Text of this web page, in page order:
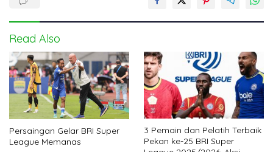
Read Also
Persaingan Gelar BRI Super
League Memanas
3 Pemain dan Pelatih Terbaik
Pekan ke-25 BRI Super